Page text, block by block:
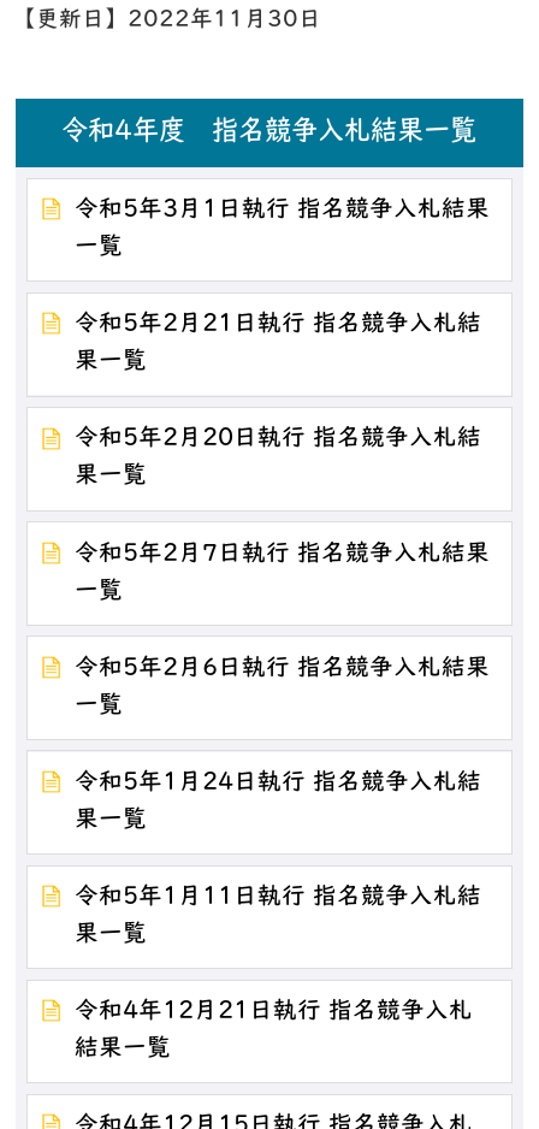
【更新日】 2022年11月30日
令和4年度 指名競争入札結果一覧
令和5年3月1日執行 指名競争入札結果
一覧
令和5年2月21日執行 指名競争入札結
果一覧
令和5年2月20日執行 指名競争入札結
果一覧
令和5年2月7日執行 指名競争入札結果
一覧
令和5年2月6日執行 指名競争入札結果
一覧
令和5年1月24日執行 指名競争入札結
果一覧
令和5年1月11日執行 指名競争入札結
果一覧
令和4年12月21日執行 指名競争入札
結果一覧